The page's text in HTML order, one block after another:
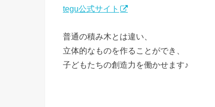
tegu公式サイト
普通の積み木とは違い、
立体的なものを作ることができ、
子どもたちの創造力を働かせます♪